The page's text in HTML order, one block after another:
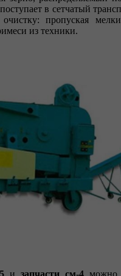
в сетчатый
пропуская
из техники.
и запчасти см-4 можно